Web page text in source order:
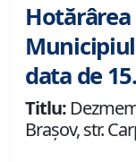
data de
Titlu:
Brașov, str.